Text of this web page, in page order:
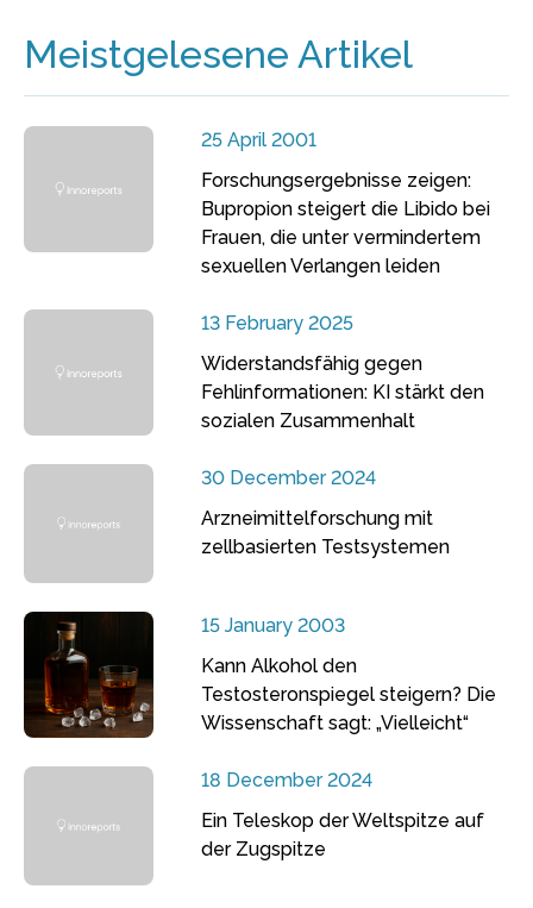
Meistgelesene Artikel
25 April 2001
Forschungsergebnisse zeigen:
Bupropion steigert die Libido bei
Frauen, die unter vermindertem
sexuellen Verlangen leiden
13 February 2025
Widerstandsfähig gegen
Fehlinformationen: KI stärkt den
sozialen Zusammenhalt
30 December 2024
Arzneimittelforschung mit
zellbasierten Testsystemen
15 January 2003
Kann Alkohol den
Testosteronspiegel steigern? Die
Wissenschaft sagt: „Vielleicht“
18 December 2024
Ein Teleskop der Weltspitze auf
der Zugspitze